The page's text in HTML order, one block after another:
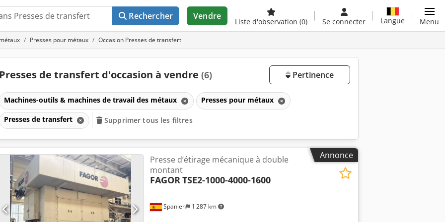
Rechercher Vendre
Liste d'observation (0) Se connecter Langue Menu
Presses pour métaux Occasion Presses de transfert
Presses de transfert d'occasion à vendre (6) Pertinence
Machines-outils & machines de travail des métaux Presses pour métaux
Presses de transfert Supprimer tous les filtres
Annonce
Spanien 1 287 km
Presse d’étirage mécanique à double
montant
FAGORTSE2-1000-4000-1600